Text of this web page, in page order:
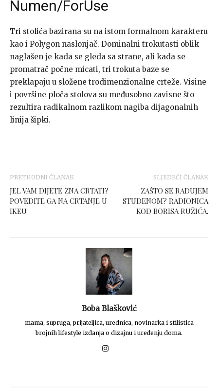
Numen/ForUse
Tri stolića bazirana su na istom formalnom karakteru
kao i Polygon naslonjač. Dominalni trokutasti oblik
naglašen je kada se gleda sa strane, ali kada se
promatrač počne micati, tri trokuta baze se
preklapaju u složene trodimenzionalne crteže. Visine
i površine ploča stolova su međusobno zavisne što
rezultira radikalnom razlikom nagiba dijagonalnih
linija šipki.
PRETHODNI ČLANAK
JEL VAM DIJETE ZNA CRTATI?
POVEDITE GA NA CRTANJE U
IKEU
SLJEDEĆI ČLANAK
ZAŠTO SE RADUJEM
STUDENOM? RADIONICA
KOD BORISA RUŽIĆA.
Boba Blašković
mama, supruga, prijateljica, urednica, novinarka i stilistica
brojnih lifestyle izdanja o dizajnu i uređenju doma.